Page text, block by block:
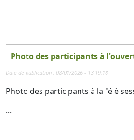
Photo des participants à
Date de publication : 08/01/2026 - 13:19:18
Photo des participants à la "é è
...